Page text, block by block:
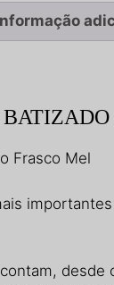
Frasco Mel
desde